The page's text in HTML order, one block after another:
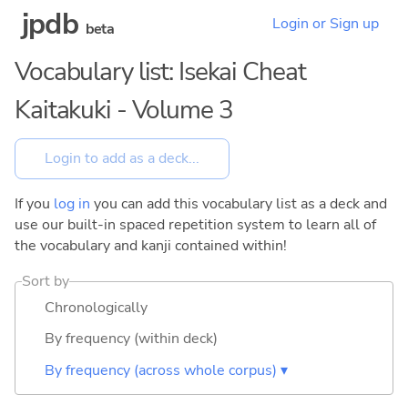
jpdb beta Login or Sign up
Vocabulary list: Isekai Cheat
Kaitakuki - Volume 3
If you log in you can add this vocabulary list as a deck and
use our built-in spaced repetition system to learn all of
the vocabulary and kanji contained within!
Sort by
Chronologically
By frequency (within deck)
By frequency (across whole corpus) ▾